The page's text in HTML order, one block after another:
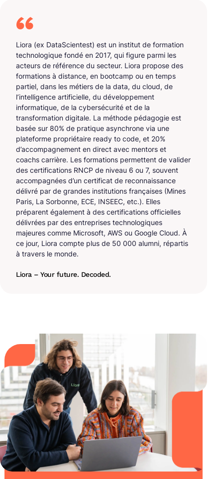
Liora (ex DataScientest) est un institut de formation
technologique fondé en 2017, qui figure parmi les
acteurs de référence du secteur. Liora propose des
formations à distance, en bootcamp ou en temps
partiel, dans les métiers de la data, du cloud, de
l’intelligence artificielle, du développement
informatique, de la cybersécurité et de la
transformation digitale. La méthode pédagogie est
basée sur 80% de pratique asynchrone via une
plateforme propriétaire ready to code, et 20%
d’accompagnement en direct avec mentors et
coachs carrière. Les formations permettent de valider
des certifications RNCP de niveau 6 ou 7, souvent
accompagnées d’un certificat de reconnaissance
délivré par de grandes institutions françaises (Mines
Paris, La Sorbonne, ECE, INSEEC, etc.). Elles
préparent également à des certifications officielles
délivrées par des entreprises technologiques
majeures comme Microsoft, AWS ou Google Cloud. À
ce jour, Liora compte plus de 50 000 alumni, répartis
à travers le monde.
Liora – Your future. Decoded.